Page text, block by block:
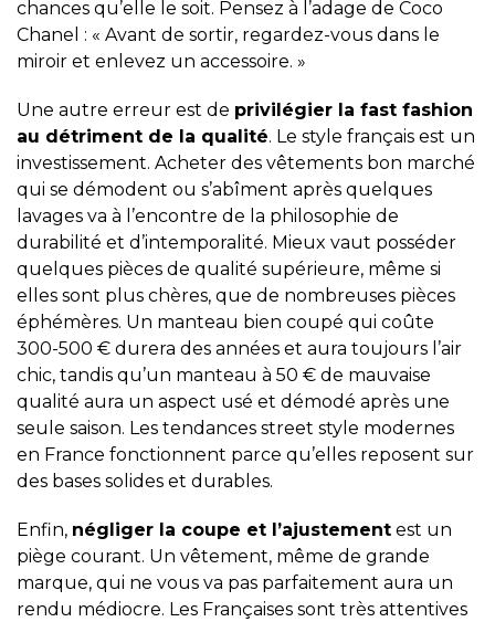
chances qu’elle le soit. Pensez à l’adage de Coco
Chanel : « Avant de sortir, regardez-vous dans le
miroir et enlevez un accessoire. »
Une autre erreur est de privilégier la fast fashion
au détriment de la qualité. Le style français est un
investissement. Acheter des vêtements bon marché
qui se démodent ou s’abîment après quelques
lavages va à l’encontre de la philosophie de
durabilité et d’intemporalité. Mieux vaut posséder
quelques pièces de qualité supérieure, même si
elles sont plus chères, que de nombreuses pièces
éphémères. Un manteau bien coupé qui coûte
300-500 € durera des années et aura toujours l’air
chic, tandis qu’un manteau à 50 € de mauvaise
qualité aura un aspect usé et démodé après une
seule saison. Les tendances street style modernes
en France fonctionnent parce qu’elles reposent sur
des bases solides et durables.
Enfin, négliger la coupe et l’ajustement est un
piège courant. Un vêtement, même de grande
marque, qui ne vous va pas parfaitement aura un
rendu médiocre. Les Françaises sont très attentives